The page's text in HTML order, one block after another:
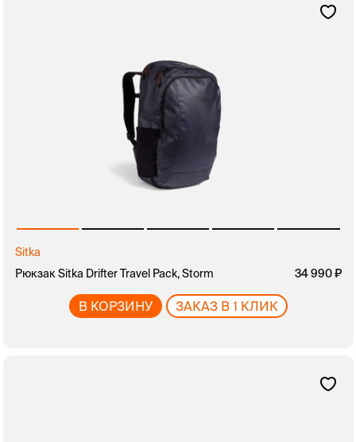
Sitka
Рюкзак Sitka Drifter Travel Pack, Storm
34 990
В КОРЗИНУ ЗАКАЗ В 1 КЛИК